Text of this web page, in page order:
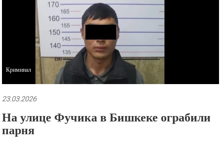
рекламные
презентации.
Криминал
23.03.2026
На улице Фучика в Бишкеке ограбили
парня